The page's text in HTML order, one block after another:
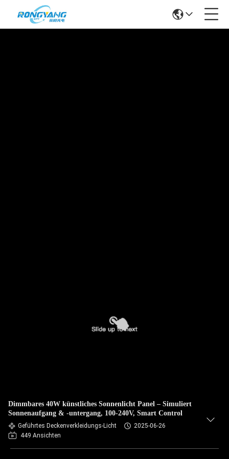
Dimmbares 40W künstliches Sonnenlicht Panel – Simuliert
Sonnenaufgang & -untergang, 100-240V, Smart Control
Geführtes Deckenverkleidungs-Licht
2025-06-26
449 Ansichten